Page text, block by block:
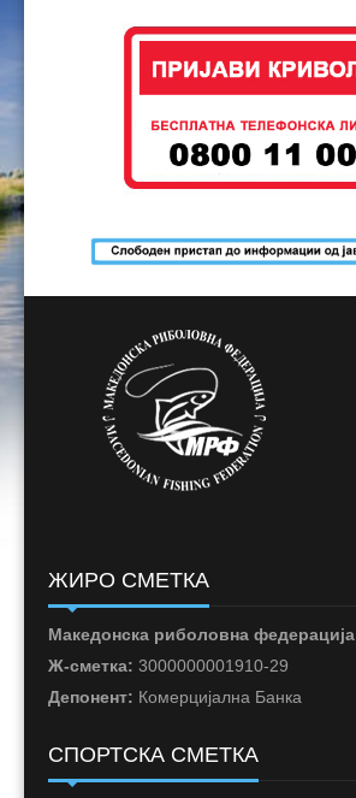
ЖИРО СМЕТКА
Македонска риболовна федерација
Ж-сметка: 3000000001910-29
Депонент: Комерцијална Банка
СПОРТСКА СМЕТКА